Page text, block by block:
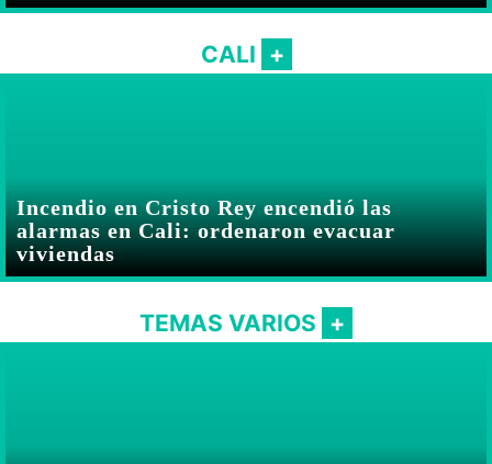
CALI
Incendio en Cristo Rey encendió las
alarmas en Cali: ordenaron evacuar
viviendas
TEMAS VARIOS